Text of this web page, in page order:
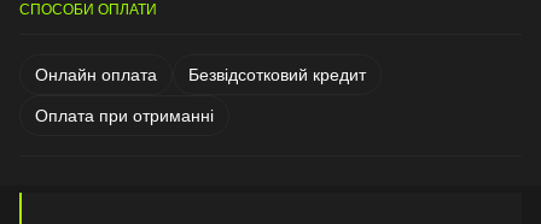
СПОСОБИ ОПЛАТИ
Онлайн оплата Безвідсотковий кредит
Оплата при отриманні